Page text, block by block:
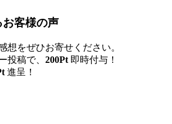
お客様の声
想をぜひお寄せください。
投稿で、 200Pt 即時付与！
進呈！